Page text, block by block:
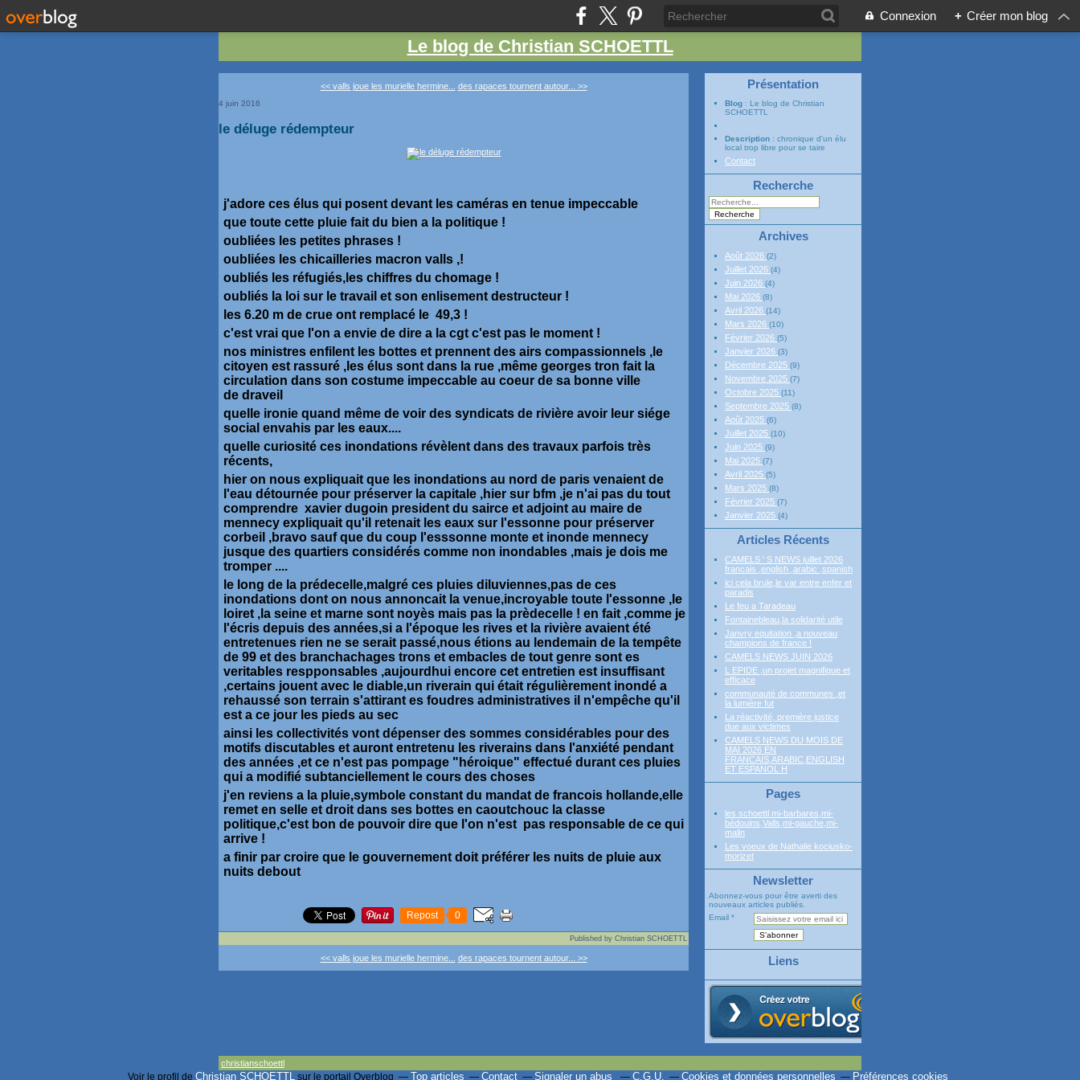
Connexion + Créer mon blog
Le blog de Christian SCHOETTL
<< valls joue les murielle hermine... des rapaces tournent autour... >>
4 juin 2016
le déluge rédempteur
j'adore ces élus qui posent devant les caméras en tenue impeccable
que toute cette pluie fait du bien a la politique !
oubliées les petites phrases !
oubliées les chicailleries macron valls ,!
oubliés les réfugiés,les chiffres du chomage !
oubliés la loi sur le travail et son enlisement destructeur !
les 6.20 m de crue ont remplacé le 49,3 !
c'est vrai que l'on a envie de dire a la cgt c'est pas le moment !
nos ministres enfilent les bottes et prennent des airs compassionnels ,le
citoyen est rassuré ,les élus sont dans la rue ,même georges tron fait la
circulation dans son costume impeccable au coeur de sa bonne ville
de draveil
quelle ironie quand même de voir des syndicats de rivière avoir leur siége
social envahis par les eaux....
quelle curiosité ces inondations révèlent dans des travaux parfois très
récents,
hier on nous expliquait que les inondations au nord de paris venaient de
l'eau détournée pour préserver la capitale ,hier sur bfm ,je n'ai pas du tout
comprendre xavier dugoin president du sairce et adjoint au maire de
mennecy expliquait qu'il retenait les eaux sur l'essonne pour préserver
corbeil ,bravo sauf que du coup l'esssonne monte et inonde mennecy
jusque des quartiers considérés comme non inondables ,mais je dois me
tromper ....
le long de la prédecelle,malgré ces pluies diluviennes,pas de ces
inondations dont on nous annoncait la venue,incroyable toute l'essonne ,le
loiret ,la seine et marne sont noyès mais pas la prèdecelle ! en fait ,comme je
l'écris depuis des années,si a l'époque les rives et la rivière avaient été
entretenues rien ne se serait passé,nous étions au lendemain de la tempête
de 99 et des branchachages trons et embacles de tout genre sont es
veritables respponsables ,aujourdhui encore cet entretien est insuffisant
,certains jouent avec le diable,un riverain qui était régulièrement inondé a
rehaussé son terrain s'attirant es foudres administratives il n'empêche qu'il
est a ce jour les pieds au sec
ainsi les collectivités vont dépenser des sommes considérables pour des
motifs discutables et auront entretenu les riverains dans l'anxiété pendant
des années ,et ce n'est pas pompage "héroique" effectué durant ces pluies
qui a modifié subtanciellement le cours des choses
j'en reviens a la pluie,symbole constant du mandat de francois hollande,elle
remet en selle et droit dans ses bottes en caoutchouc la classe
politique,c'est bon de pouvoir dire que l'on n'est pas responsable de ce qui
arrive !
a finir par croire que le gouvernement doit préférer les nuits de pluie aux
nuits debout
Repost 0
Published by Christian SCHOETTL
<< valls joue les murielle hermine... des rapaces tournent autour... >>
Présentation
Blog : Le blog de Christian
SCHOETTL
Description : chronique d'un élu
local trop libre pour se taire
Contact
Recherche
Archives
Août 2026 (2)
Juillet 2026 (4)
Juin 2026 (4)
Mai 2026 (8)
Avril 2026 (14)
Mars 2026 (10)
Février 2026 (5)
Janvier 2026 (3)
Décembre 2025 (9)
Novembre 2025 (7)
Octobre 2025 (11)
Septembre 2025 (8)
Août 2025 (6)
Juillet 2025 (10)
Juin 2025 (9)
Mai 2025 (7)
Avril 2025 (5)
Mars 2025 (8)
Février 2025 (7)
Janvier 2025 (4)
Articles Récents
CAMELS ' S NEWS juillet 2026
francais ,english ,arabic ,spanish
ici cela brule,le var entre enfer et
paradis
Le feu a Taradeau
Fontainebleau,la solidarité utile
Janvry equitation ,a nouveau
champions de france !
CAMELS NEWS JUIN 2026
L EPIDE ,un projet magnifique et
efficace
communauté de communes ,et
la lumière fut
La réactivité, première justice
due aux victimes
CAMELS NEWS DU MOIS DE
MAI 2026 EN
FRANCAIS,ARABIC,ENGLISH
ET ESPANOL H
Pages
les schoettl mi-barbares,mi-
bédouins,Valls,mi-gauche,mi-
malin
Les voeux de Nathalie kociusko-
morizet
Newsletter
Abonnez-vous pour être averti des
nouveaux articles publiés.
Email
Liens
christianschoettl
Voir le profil de Christian SCHOETTLsur le portail Overblog Top articles Contact Signaler un abus C.G.U. Cookies et données personnelles Préférences cookies